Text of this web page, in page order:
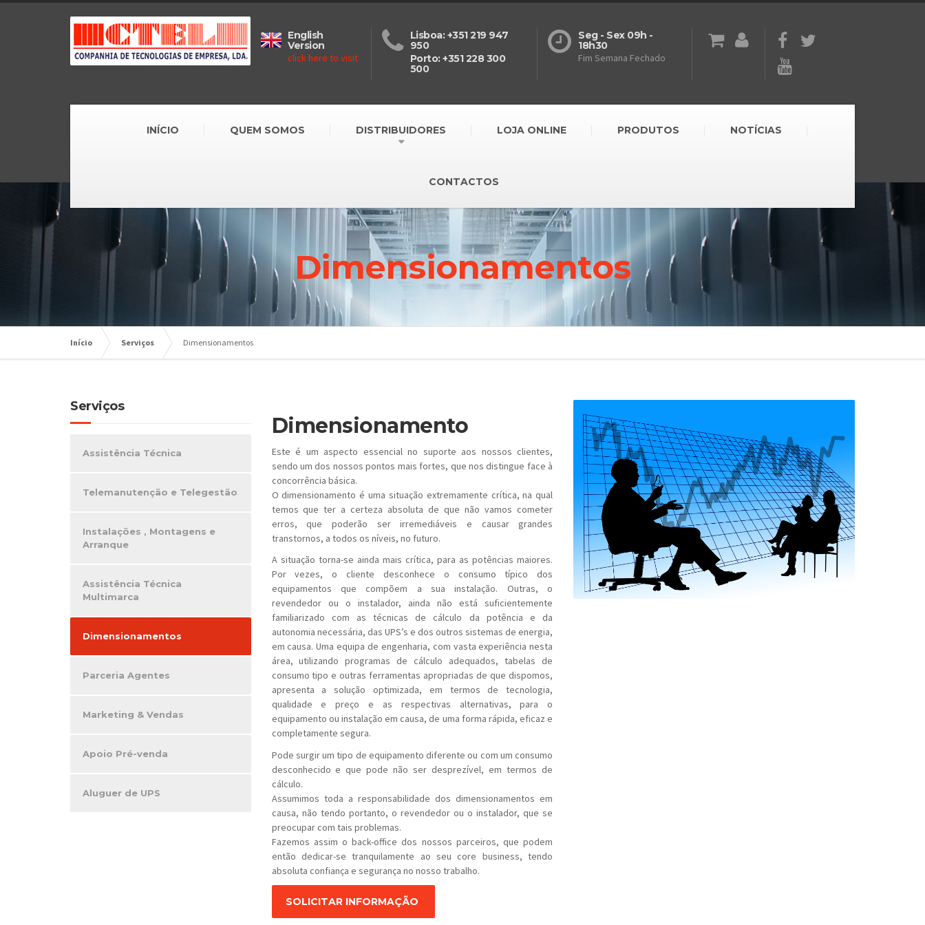
English
Version
click here to visit
Lisboa: +351 219 947
950
Porto: +351 228 300
500
Seg - Sex 09h -
18h30
Fim Semana Fechado
INÍCIO QUEM SOMOS DISTRIBUIDORES LOJA ONLINE PRODUTOS NOTÍCIAS
CONTACTOS
Dimensionamentos
Início Serviços Dimensionamentos
Dimensionamento
Este é um aspecto essencial no suporte aos nossos clientes,
sendo um dos nossos pontos mais fortes, que nos distingue face à
concorrência básica.
O dimensionamento é uma situação extremamente crítica, na qual
temos que ter a certeza absoluta de que não vamos cometer
erros, que poderão ser irremediáveis e causar grandes
transtornos, a todos os níveis, no futuro.
A situação torna-se ainda mais crítica, para as potências maiores.
Por vezes, o cliente desconhece o consumo típico dos
equipamentos que compõem a sua instalação. Outras, o
revendedor ou o instalador, ainda não está suficientemente
familiarizado com as técnicas de cálculo da potência e da
autonomia necessária, das UPS’s e dos outros sistemas de energia,
em causa. Uma equipa de engenharia, com vasta experiência nesta
área, utilizando programas de cálculo adequados, tabelas de
consumo tipo e outras ferramentas apropriadas de que dispomos,
apresenta a solução optimizada, em termos de tecnologia,
qualidade e preço e as respectivas alternativas, para o
equipamento ou instalação em causa, de uma forma rápida, eficaz e
completamente segura.
Pode surgir um tipo de equipamento diferente ou com um consumo
desconhecido e que pode não ser desprezível, em termos de
cálculo.
Assumimos toda a responsabilidade dos dimensionamentos em
causa, não tendo portanto, o revendedor ou o instalador, que se
preocupar com tais problemas.
Fazemos assim o back-office dos nossos parceiros, que podem
então dedicar-se tranquilamente ao seu core business, tendo
absoluta confiança e segurança no nosso trabalho.
SOLICITAR INFORMAÇÃO
Serviços
Assistência Técnica
Telemanutenção e Telegestão
Instalações , Montagens e
Arranque
Assistência Técnica
Multimarca
Dimensionamentos
Parceria Agentes
Marketing & Vendas
Apoio Pré-venda
Aluguer de UPS